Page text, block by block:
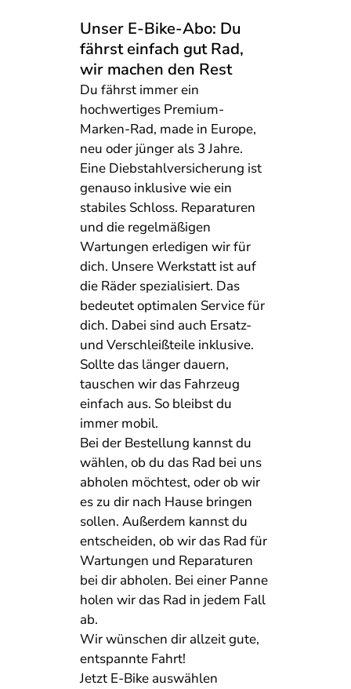
Unser E-Bike-Abo: Du
fährst einfach gut Rad,
wir machen den Rest
Du fährst immer ein
hochwertiges Premium-
Marken-Rad, made in Europe,
neu oder jünger als 3 Jahre.
Eine Diebstahlversicherung ist
genauso inklusive wie ein
stabiles Schloss. Reparaturen
und die regelmäßigen
Wartungen erledigen wir für
dich. Unsere Werkstatt ist auf
die Räder spezialisiert. Das
bedeutet optimalen Service für
dich. Dabei sind auch Ersatz-
und Verschleißteile inklusive.
Sollte das länger dauern,
tauschen wir das Fahrzeug
einfach aus. So bleibst du
immer mobil.
Bei der Bestellung kannst du
wählen, ob du das Rad bei uns
abholen möchtest, oder ob wir
es zu dir nach Hause bringen
sollen. Außerdem kannst du
entscheiden, ob wir das Rad für
Wartungen und Reparaturen
bei dir abholen. Bei einer Panne
holen wir das Rad in jedem Fall
ab.
Wir wünschen dir allzeit gute,
entspannte Fahrt!
Jetzt E-Bike auswählen